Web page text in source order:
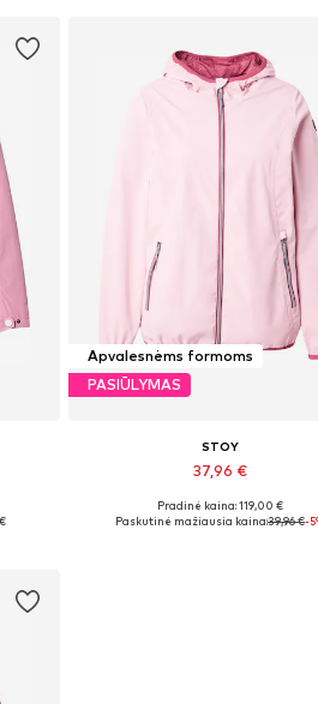
Apvalesnėms formoms
PASIŪLYMAS
STOY
37,96 €
Galimi dydžiai: M-L, L, L-XL, XL
Pradinė kaina: 119,00 €
Paskutinė mažiausia kaina:39,96 €-